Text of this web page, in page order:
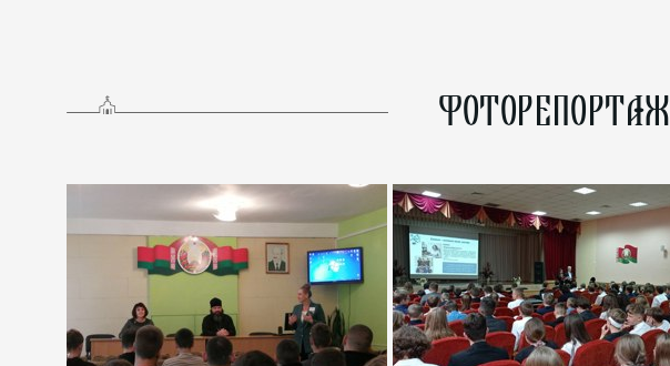
ФОТОРЕПОРТАЖ